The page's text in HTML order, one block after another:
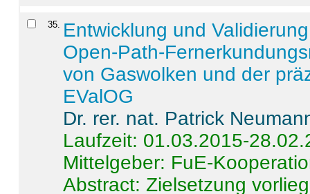
35. Entwicklung und
Open-Path-
von Gaswolken und der
EValOG
Dr. rer. nat. Patrick
Laufzeit: 01.03.2015-
Mittelgeber: FuE-
Abstract:Zielsetzung